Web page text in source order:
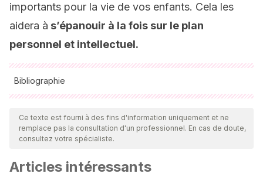
importants pour la vie de vos enfants. Cela les
aidera à s’épanouir à la fois sur le plan
personnel et intellectuel.
Bibliographie
Toutes les sources citées ont été examinées en profondeur
par notre équipe pour garantir leur qualité, leur fiabilité, leur
actualité et leur validité. La bibliographie de cet article a été
ou scientifique
Ce texte est fourni à des fins d'information uniquement et ne
remplace pas la consultation d'un professionnel. En cas de doute,
consultez votre spécialiste.
Articles intéressants